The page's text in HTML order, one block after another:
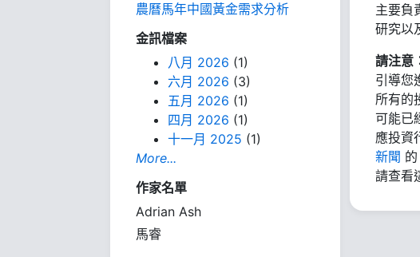
農曆馬年中國黃金需求分析
金訊檔案
八月 2026 (1)
六月 2026 (3)
五月 2026 (1)
四月 2026 (1)
十一月 2025 (1)
More...
作家名單
Adrian Ash
馬睿
主要負
研究以
請注意
引導您
所有的
可能已
應投資
新聞 的
請查看